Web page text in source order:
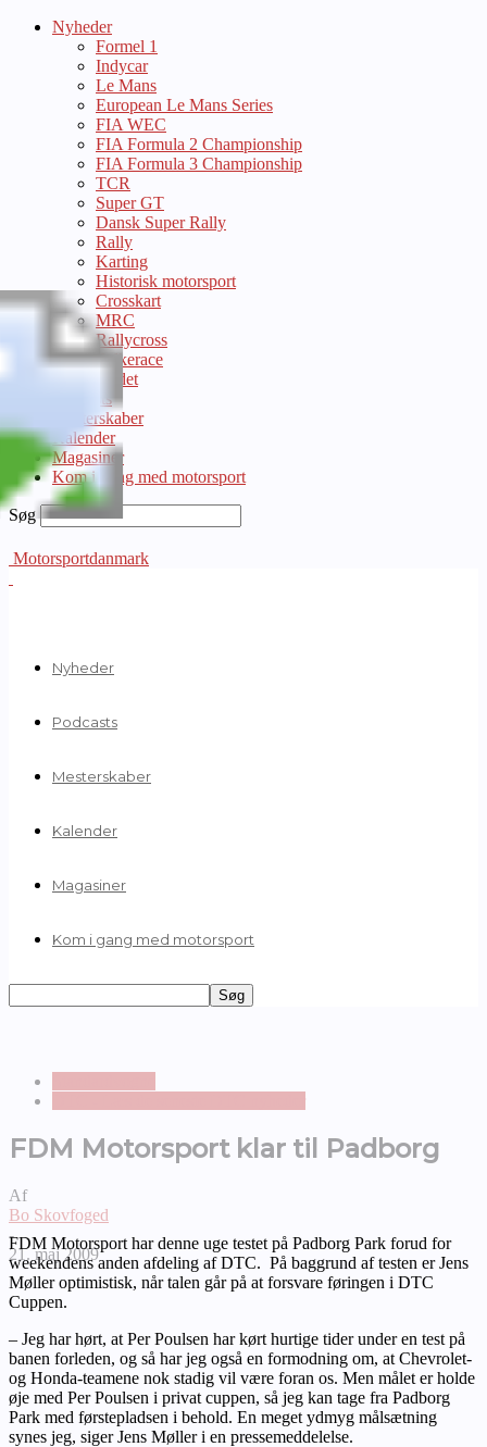
Nyheder
Formel 1
Indycar
Le Mans
European Le Mans Series
FIA WEC
FIA Formula 2 Championship
FIA Formula 3 Championship
TCR
Super GT
Dansk Super Rally
Rally
Karting
Historisk motorsport
Crosskart
MRC
Rallycross
Folkerace
Andet
Podcasts
Mesterskaber
Kalender
Magasiner
Kom i gang med motorsport
Søg
Motorsportdanmark
Nyheder
Podcasts
Mesterskaber
Kalender
Magasiner
Kom i gang med motorsport
FDM Motorsport klar til Padborg
Af
Bo Skovfoged
-
21. maj 2009
FDM Motorsport har denne uge testet på Padborg Park forud for
weekendens anden afdeling af DTC. På baggrund af testen er Jens
Møller optimistisk, når talen går på at forsvare føringen i DTC
Cuppen.
– Jeg har hørt, at Per Poulsen har kørt hurtige tider under en test på
banen forleden, og så har jeg også en formodning om, at Chevrolet-
og Honda-teamene nok stadig vil være foran os. Men målet er holde
øje med Per Poulsen i privat cuppen, så jeg kan tage fra Padborg
Park med førstepladsen i behold. En meget ydmyg målsætning
synes jeg, siger Jens Møller i en pressemeddelelse.